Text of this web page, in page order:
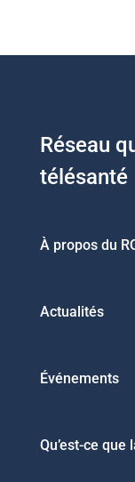
Réseau
télésanté
À propos du
Actualités
Événements
Qu’est-ce que